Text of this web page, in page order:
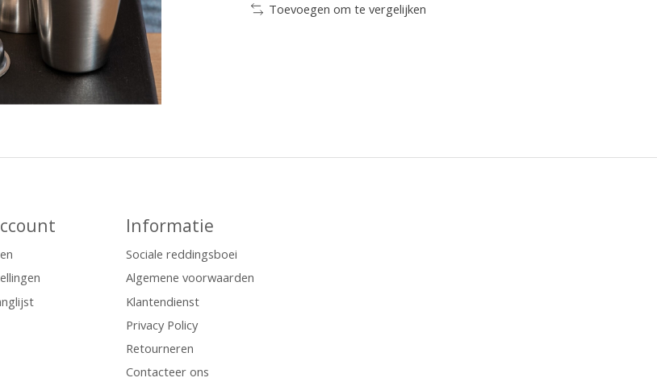
Toevoegen om te vergelijken
Informatie
Sociale reddingsboei
Algemene voorwaarden
Klantendienst
Privacy Policy
Retourneren
Contacteer ons